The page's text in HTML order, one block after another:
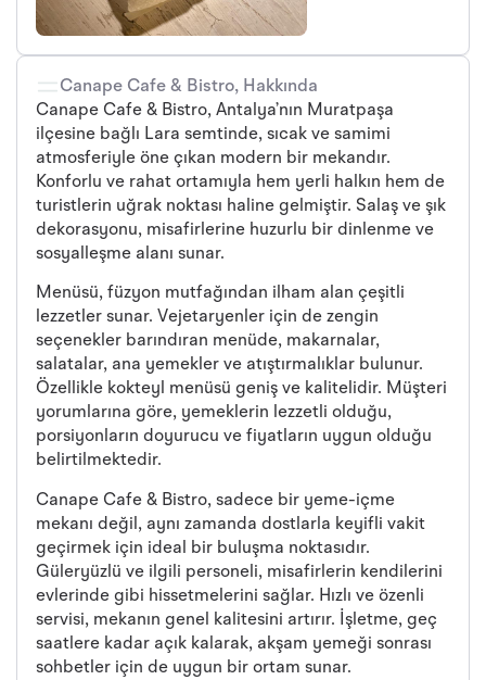
Canape Cafe & Bistro, Hakkında
Canape Cafe & Bistro, Antalya’nın Muratpaşa
ilçesine bağlı Lara semtinde, sıcak ve samimi
atmosferiyle öne çıkan modern bir mekandır.
Konforlu ve rahat ortamıyla hem yerli halkın hem de
turistlerin uğrak noktası haline gelmiştir. Salaş ve şık
dekorasyonu, misafirlerine huzurlu bir dinlenme ve
sosyalleşme alanı sunar.
Menüsü, füzyon mutfağından ilham alan çeşitli
lezzetler sunar. Vejetaryenler için de zengin
seçenekler barındıran menüde, makarnalar,
salatalar, ana yemekler ve atıştırmalıklar bulunur.
Özellikle kokteyl menüsü geniş ve kalitelidir. Müşteri
yorumlarına göre, yemeklerin lezzetli olduğu,
porsiyonların doyurucu ve fiyatların uygun olduğu
belirtilmektedir.
Canape Cafe & Bistro, sadece bir yeme-içme
mekanı değil, aynı zamanda dostlarla keyifli vakit
geçirmek için ideal bir buluşma noktasıdır.
Güleryüzlü ve ilgili personeli, misafirlerin kendilerini
evlerinde gibi hissetmelerini sağlar. Hızlı ve özenli
servisi, mekanın genel kalitesini artırır. İşletme, geç
saatlere kadar açık kalarak, akşam yemeği sonrası
sohbetler için de uygun bir ortam sunar.